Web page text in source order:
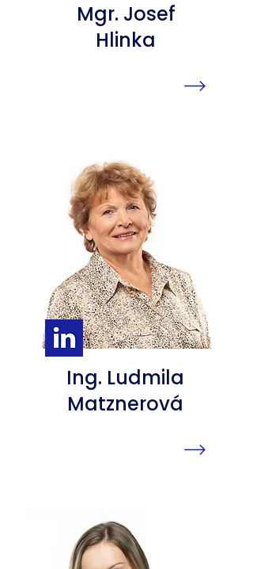
Mgr. Josef
Hlinka
Ing. Ludmila
Matznerová